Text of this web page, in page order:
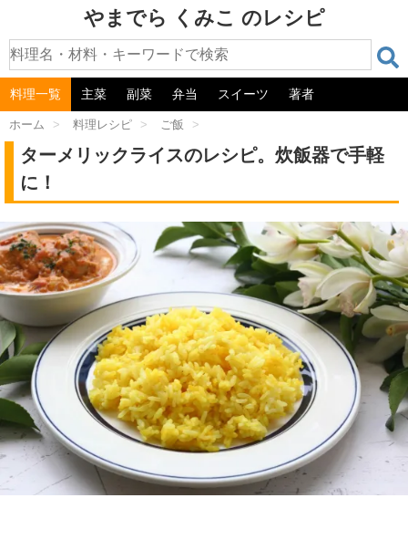
やまでら くみこ のレシピ
料理一覧 主菜 副菜 弁当 スイーツ 著者
ホーム > 料理レシピ > ご飯 >
ターメリックライスのレシピ。炊飯器で手軽
に！